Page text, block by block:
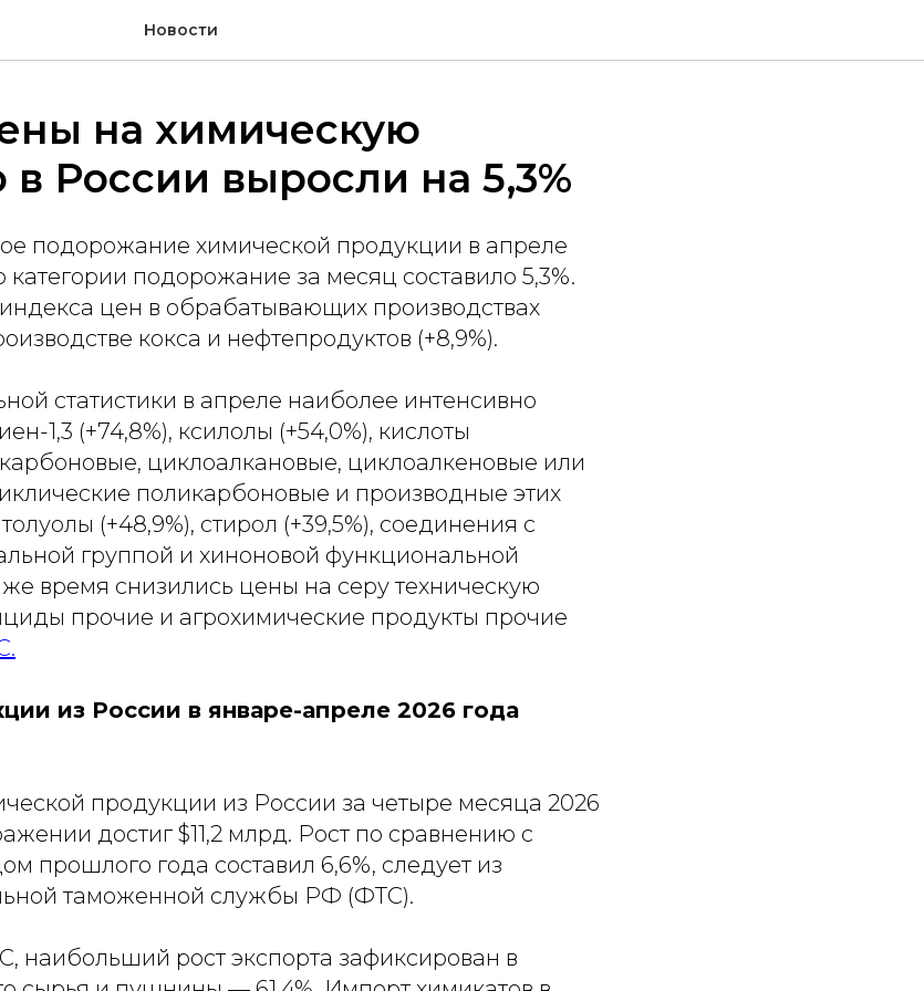
Новости
на химическую
России выросли на 5,3%
подорожание химической продукции в апреле
подорожание за месяц составило 5,3%.
цен в обрабатывающих производствах
кокса и нефтепродуктов (+8,9%).
статистики в апреле наиболее интенсивно
1,3 (+74,8%), ксилолы (+54,0%), кислоты
циклоалкановые, циклоалкеновые или
поликарбоновые и производные этих
(+48,9%), стирол (+39,5%), соединения с
группой и хиноновой функциональной
же время снизились цены на серу техническую
прочие и агрохимические продукты прочие
из России в январе-апреле 2026 года
продукции из России за четыре месяца 2026
достиг $11,2 млрд. Рост по сравнению с
прошлого года составил 6,6%, следует из
таможенной службы РФ (ФТС).
наибольший рост экспорта зафиксирован в